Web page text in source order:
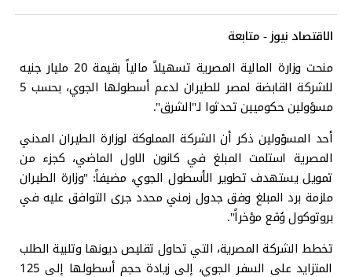
الاقتصاد نيوز - متابعة
منحت وزارة المالية المصرية تسهيلاً مالياً بقيمة 20 مليار جنيه
للشركة القابضة لمصر للطيران لدعم أسطولها الجوي، بحسب 5
مسؤولين حكوميين تحدثوا لـ"الشرق".
أحد المسؤولين ذكر أن الشركة المملوكة لوزارة الطيران المدني
المصرية استلمت المبلغ في كانون الاول الماضي، كجزء من
تمويل يستهدف تطوير الأسطول الجوي، مضيفاً: "وزارة الطيران
ملزمة برد المبلغ وفق جدول زمني محدد جرى التوافق عليه في
بروتوكول وُقع مؤخراً".
تخطط الشركة المصرية، التي تحاول تقليص ديونها وتلبية الطلب
المتزايد على السفر الجوي، إلى زيادة حجم أسطولها إلى 125